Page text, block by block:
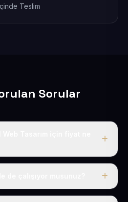
Teslim
Sorular
her yerinde geçerli yıllık
KDV’dir. Alan adı, hosting, SSL ve
bağlı bütün ilçelere uzaktan ve